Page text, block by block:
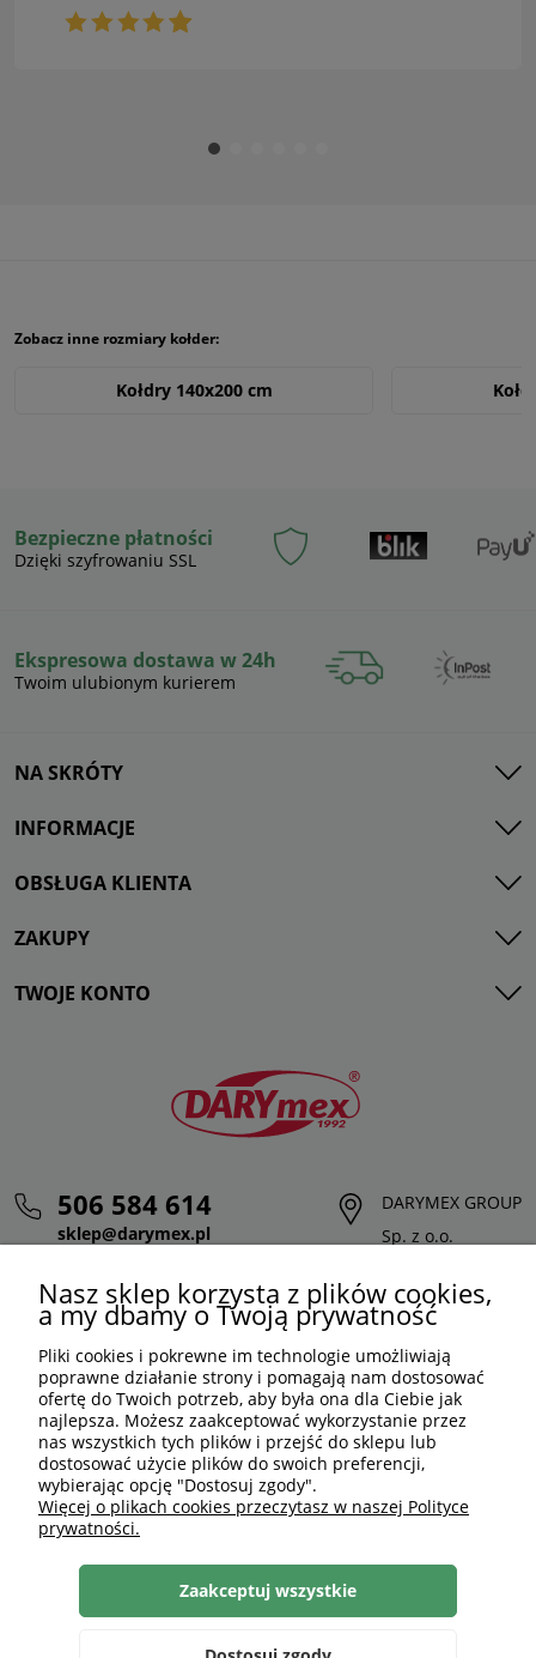
Zobacz inne rozmiary kołder:
Kołdry 140x200 cm
Bezpieczne płatności
Dzięki szyfrowaniu SSL
Ekspresowa dostawa w 24h
Twoim ulubionym kurierem
NA SKRÓTY
INFORMACJE
OBSŁUGA KLIENTA
ZAKUPY
TWOJE KONTO
506 584 614
sklep@darymex.pl
DARYMEX GROUP
Sp. z o.o.
32-620 Brzeszcze
PLN PL
Nasz sklep korzysta z plików cookies,
a my dbamy o Twoją prywatność
Pliki cookies i pokrewne im technologie umożliwiają
poprawne działanie strony i pomagają nam dostosować
ofertę do Twoich potrzeb, aby była ona dla Ciebie jak
najlepsza. Możesz zaakceptować wykorzystanie przez
nas wszystkich tych plików i przejść do sklepu lub
dostosować użycie plików do swoich preferencji,
wybierając opcję "Dostosuj zgody".
Więcej o plikach cookies przeczytasz w naszej Polityce
prywatności.
Zaakceptuj wszystkie